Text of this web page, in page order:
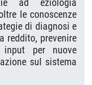
ad eziologia
le conoscenze
di diagnosi e
reddito, prevenire
per nuove
sul sistema